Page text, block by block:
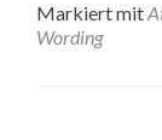
Markiert mit
Wording